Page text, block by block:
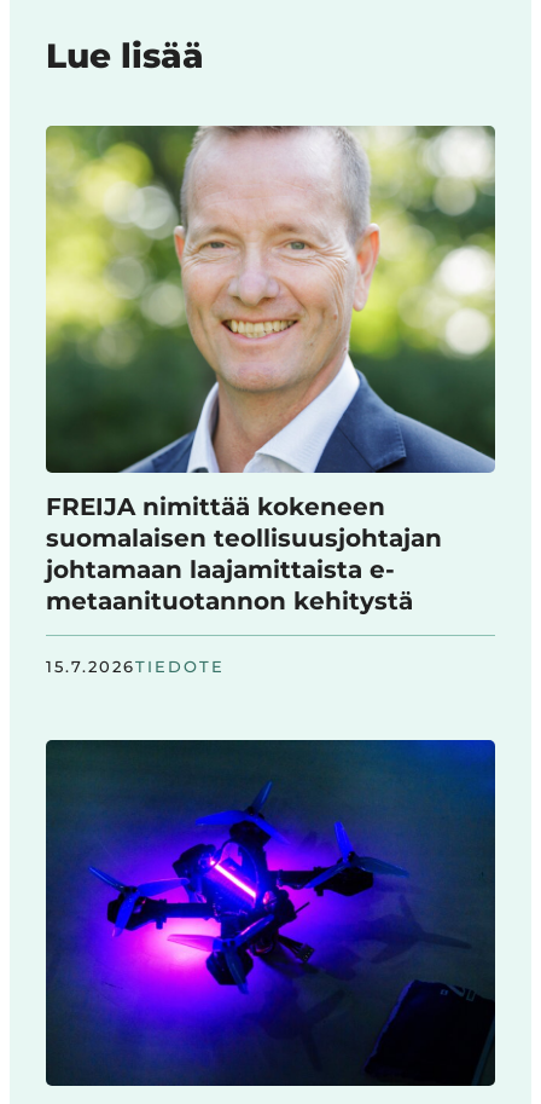
Lue lisää
FREIJA nimittää kokeneen
suomalaisen teollisuusjohtajan
johtamaan laajamittaista e-
metaanituotannon kehitystä
15.7.2026TIEDOTE